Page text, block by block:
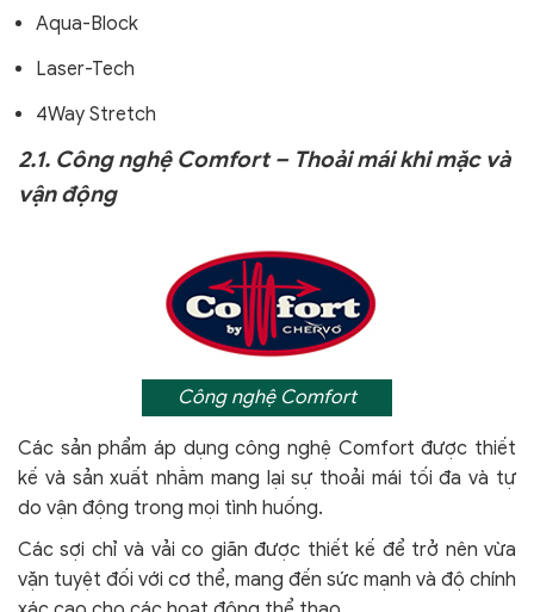
Aqua-Block
Laser-Tech
4Way Stretch
2.1. Công nghệ Comfort – Thoải mái khi mặc và
vận động
Công nghệ Comfort
Các sản phẩm áp dụng công nghệ Comfortđược thiết
kế và sản xuất nhằm mang lại sự thoải mái tối đa và tự
do vận động trong mọi tình huống.
Các sợi chỉ và vải co giãn được thiết kế để trở nên vừa
vặn tuyệt đối với cơ thể, mang đến sức mạnh và độ chính